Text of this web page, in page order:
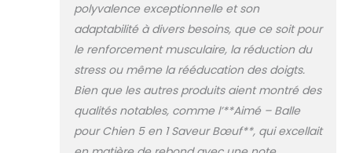
pour chiens Aimé
a des picots et
des rainures avec
une texture qui
stimulera les
pattes et babines
de votre animal.
petit bruit à
polyvalence exceptionnelle et son
adaptabilité à divers besoins, que ce soit pour
le renforcement musculaire, la réduction du
stress ou même la rééducation des doigts.
Bien que les autres produits aient montré des
qualités notables, comme l’**Aimé – Balle
pour Chien 5 en 1 Saveur Bœuf**, qui excellait